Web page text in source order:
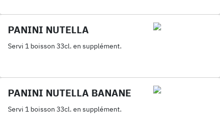
PANINI NUTELLA
Servi 1 boisson 33cl. en supplément.
PANINI NUTELLA BANANE
Servi 1 boisson 33cl. en supplément.